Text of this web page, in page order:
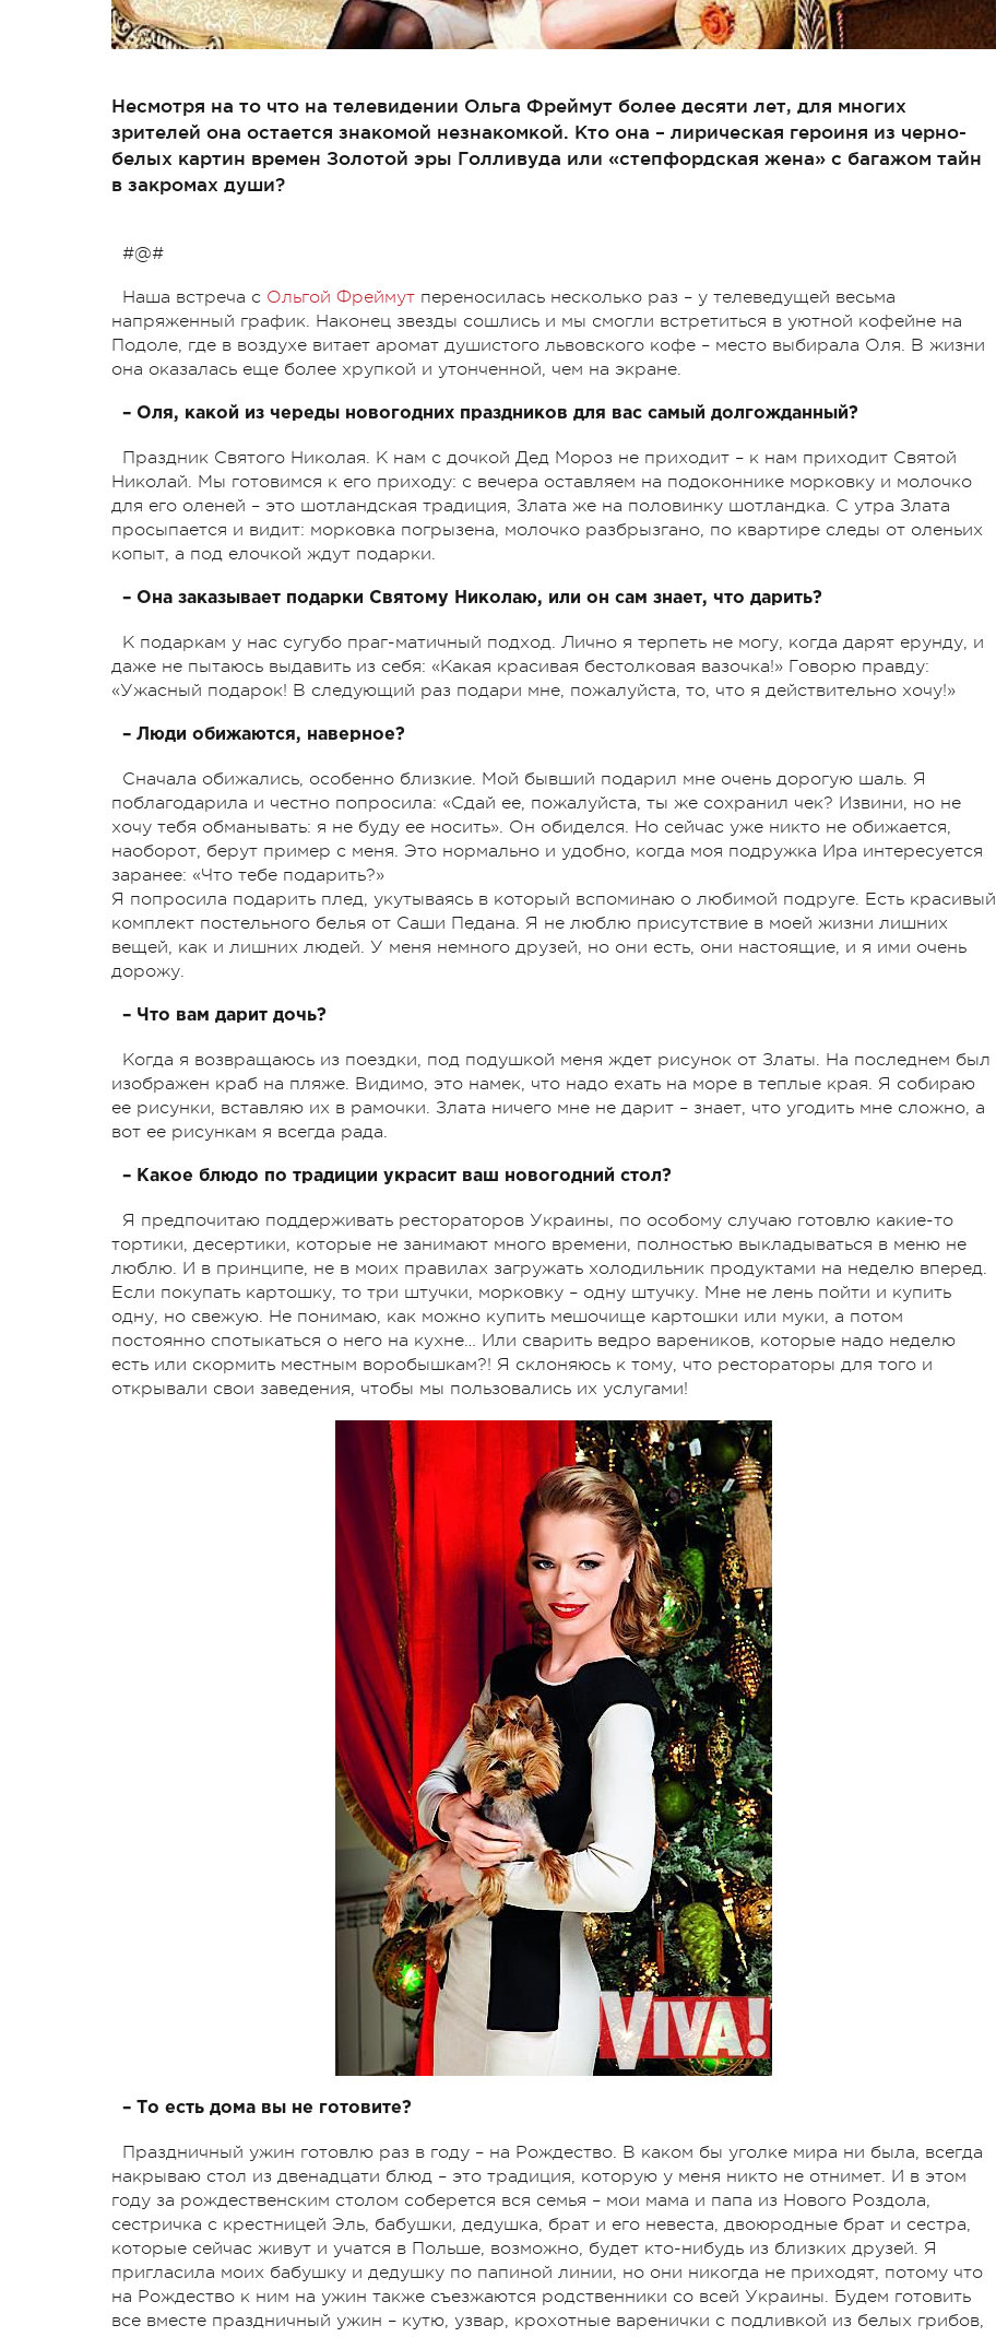
Несмотря на то что на телевидении Ольга Фреймут более десяти лет, для многих
зрителей она остается знакомой незнакомкой. Кто она – лирическая героиня из черно-
белых картин времен Золотой эры Голливуда или «степфордская жена» с багажом тайн
в закромах души?
#@#
Наша встреча с Ольгой Фреймут переносилась несколько раз – у телеведущей весьма
напряженный график. Наконец звезды сошлись и мы смогли встретиться в уютной кофейне на
Подоле, где в воздухе витает аромат душистого львовского кофе – место выбирала Оля. В жизни
она оказалась еще более хрупкой и утонченной, чем на экране.
– Оля, какой из череды новогодних праздников для вас самый долгожданный?
Праздник Святого Николая. К нам с дочкой Дед Мороз не приходит – к нам приходит Святой
Николай. Мы готовимся к его приходу: с вечера оставляем на подоконнике морковку и молочко
для его оленей – это шотландская традиция, Злата же на половинку шотландка. С утра Злата
просыпается и видит: морковка погрызена, молочко разбрызгано, по квартире следы от оленьих
копыт, а под елочкой ждут подарки.
– Она заказывает подарки Святому Николаю, или он сам знает, что дарить?
К подаркам у нас сугубо праг-матичный подход. Лично я терпеть не могу, когда дарят ерунду, и
даже не пытаюсь выдавить из себя: «Какая красивая бестолковая вазочка!» Говорю правду:
«Ужасный подарок! В следующий раз подари мне, пожалуйста, то, что я действительно хочу!»
– Люди обижаются, наверное?
Сначала обижались, особенно близкие. Мой бывший подарил мне очень дорогую шаль. Я
поблагодарила и честно попросила: «Сдай ее, пожалуйста, ты же сохранил чек? Извини, но не
хочу тебя обманывать: я не буду ее носить». Он обиделся. Но сейчас уже никто не обижается,
наоборот, берут пример с меня. Это нормально и удобно, когда моя подружка Ира интересуется
заранее: «Что тебе подарить?»
Я попросила подарить плед, укутываясь в который вспоминаю о любимой подруге. Есть красивый
комплект постельного белья от Саши Педана. Я не люблю присутствие в моей жизни лишних
вещей, как и лишних людей. У меня немного друзей, но они есть, они настоящие, и я ими очень
дорожу.
– Что вам дарит дочь?
Когда я возвращаюсь из поездки, под подушкой меня ждет рисунок от Златы. На последнем был
изображен краб на пляже. Видимо, это намек, что надо ехать на море в теплые края. Я собираю
ее рисунки, вставляю их в рамочки. Злата ничего мне не дарит – знает, что угодить мне сложно, а
вот ее рисункам я всегда рада.
– Какое блюдо по традиции украсит ваш новогодний стол?
Я предпочитаю поддерживать рестораторов Украины, по особому случаю готовлю какие-то
тортики, десертики, которые не занимают много времени, полностью выкладываться в меню не
люблю. И в принципе, не в моих правилах загружать холодильник продуктами на неделю вперед.
Если покупать картошку, то три штучки, морковку – одну штучку. Мне не лень пойти и купить
одну, но свежую. Не понимаю, как можно купить мешочище картошки или муки, а потом
постоянно спотыкаться о него на кухне… Или сварить ведро вареников, которые надо неделю
есть или скормить местным воробышкам?! Я склоняюсь к тому, что рестораторы для того и
открывали свои заведения, чтобы мы пользовались их услугами!
– То есть дома вы не готовите?
Праздничный ужин готовлю раз в году – на Рождество. В каком бы уголке мира ни была, всегда
накрываю стол из двенадцати блюд – это традиция, которую у меня никто не отнимет. И в этом
году за рождественским столом соберется вся семья – мои мама и папа из Нового Роздола,
сестричка с крестницей Эль, бабушки, дедушка, брат и его невеста, двоюродные брат и сестра,
которые сейчас живут и учатся в Польше, возможно, будет кто-нибудь из близких друзей. Я
пригласила моих бабушку и дедушку по папиной линии, но они никогда не приходят, потому что
на Рождество к ним на ужин также съезжаются родственники со всей Украины. Будем готовить
все вместе праздничный ужин – кутю, узвар, крохотные варенички с подливкой из белых грибов,